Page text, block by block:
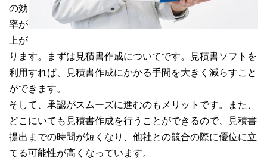
の効
率が
上が
ります。まずは見積書作成についてです。見積書ソフトを
利用すれば、見積書作成にかかる手間を大きく減らすこと
ができます。
そして、承認がスムーズに進むのもメリットです。また、
どこにいても見積書作成を行うことができるので、見積書
提出までの時間が短くなり、他社との競合の際に優位に立
てる可能性が高くなっています。